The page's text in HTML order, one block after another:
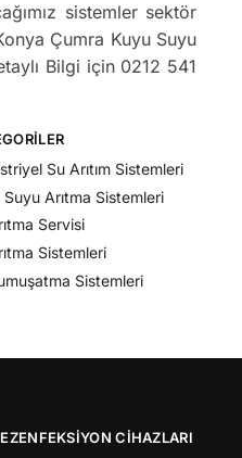
sistemler sektör
Çumra Kuyu Suyu
Bilgi için 0212 541
Su Arıtım Sistemleri
Suyu Arıtma Sistemleri
Servisi
Sistemleri
Sistemleri
CIHAZLARI